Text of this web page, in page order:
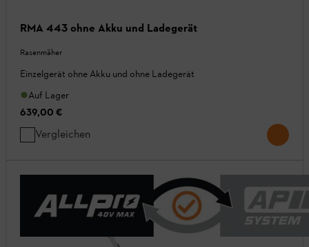
RMA 443 ohne Akku und Ladegerät
Rasenmäher
Einzelgerät ohne Akku und ohne Ladegerät
Auf Lager
639,00 €
Vergleichen